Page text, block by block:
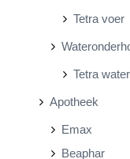
Tetra voer
Tetra
Apotheek
Emax
Beaphar